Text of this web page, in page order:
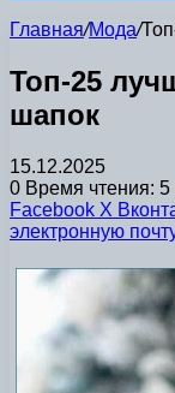
Главная/Мода/
Топ-25
шапок
15.12.2025
0 Время чтения: 5
Facebook X
электронную